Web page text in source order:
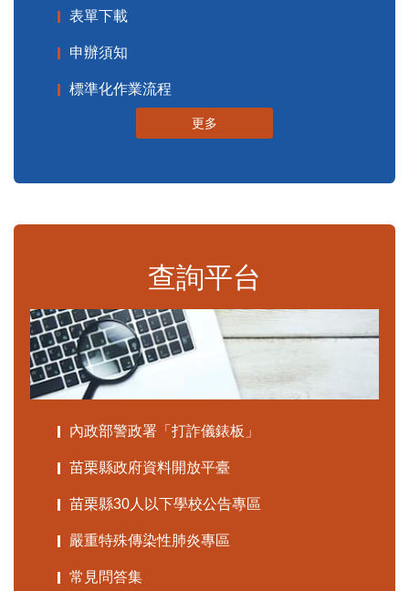
表單下載
申辦須知
標準化作業流程
更多
查詢平台
內政部警政署「打詐儀錶板」
苗栗縣政府資料開放平臺
苗栗縣30人以下學校公告專區
嚴重特殊傳染性肺炎專區
常見問答集